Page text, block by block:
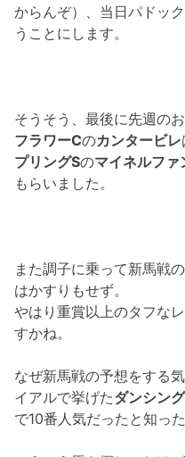
からんぞ）、当日パドッ
うことにします。
そうそう、最後に先週の
フラワーCのカンタービレ
プリングSのマイネルファ
もらいました。
また調子に乗って新馬戦
はかすりもせず。
やはり重賞以上のタフな
すかね。
なぜ新馬戦の予想をする
イアルで挙げたダンシン
で10番人気だったと知った